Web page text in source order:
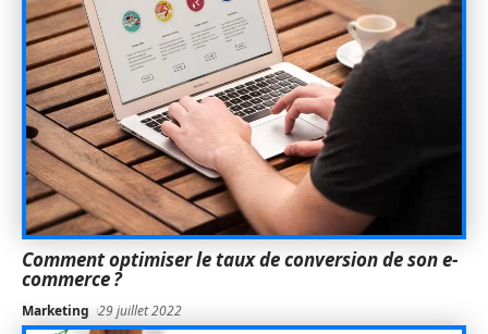
Comment optimiser le taux de conversion de son e-
commerce ?
Marketing 29 juillet 2022